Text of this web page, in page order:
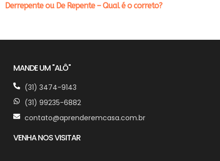
Derrepente ou De Repente – Qual é o correto?
MANDE UM "ALÔ"
(31) 3474-9143
(31) 99235-6882
contato@aprenderemcasa.com.br
VENHA NOS VISITAR